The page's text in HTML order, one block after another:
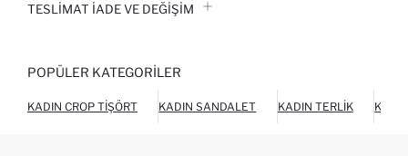
TESLIMAT İADE VE DEĞIŞIM
POPÜLER KATEGORILER
KADIN CROP TIŞÖRT KADIN SANDALET KADIN TERLIK